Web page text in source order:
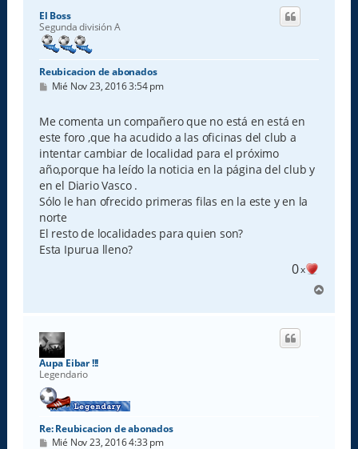
El Boss
Segunda división A
Reubicacion de abonados
M
s
a
j
e
Mié Nov 23, 2016 3:54 pm
Me comenta un compañero que no está en está en
este foro ,que ha acudido a las oficinas del club a
intentar cambiar de localidad para el próximo
año,porque ha leído la noticia en la página del club y
en el Diario Vasco .
Sólo le han ofrecido primeras filas en la este y en la
norte
El resto de localidades para quien son?
Esta Ipurua lleno?
0x
r
Aupa Eibar !!!
Legendario
Re: Reubicacion de abonados
M
Mié Nov 23, 2016 4:33 pm